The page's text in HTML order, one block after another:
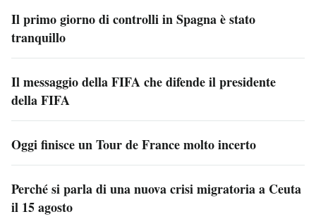
Il primo giorno di controlli in Spagna è stato
tranquillo
Il messaggio della FIFA che difende il presidente
della FIFA
Oggi finisce un Tour de France molto incerto
Perché si parla di una nuova crisi migratoria a Ceuta
il 15 agosto